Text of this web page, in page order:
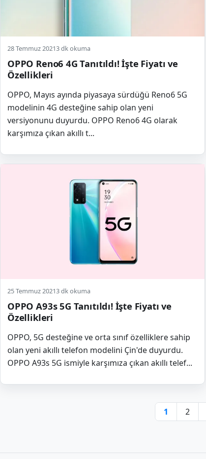
28 Temmuz 20213 dk okuma
OPPO Reno6 4G Tanıtıldı! İşte Fiyatı ve
Özellikleri
OPPO, Mayıs ayında piyasaya sürdüğü Reno6 5G
modelinin 4G desteğine sahip olan yeni
versiyonunu duyurdu. OPPO Reno6 4G olarak
karşımıza çıkan akıllı t...
25 Temmuz 20213 dk okuma
OPPO A93s 5G Tanıtıldı! İşte Fiyatı ve
Özellikleri
OPPO, 5G desteğine ve orta sınıf özelliklere sahip
olan yeni akıllı telefon modelini Çin'de duyurdu.
OPPO A93s 5G ismiyle karşımıza çıkan akıllı telef...
1 2